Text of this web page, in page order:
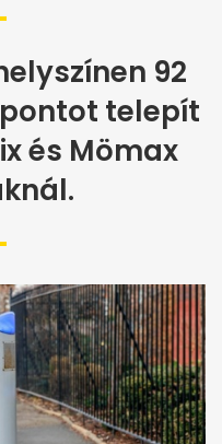
92
telepít
és Mömax